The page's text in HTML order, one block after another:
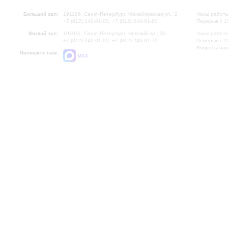
Большой зал:
191186, Санкт-Петербург, Михайловская ул., 2
+7 (812) 240-01-00, +7 (812) 240-01-80
Малый зал:
191011, Санкт-Петербург, Невский пр., 30
+7 (812) 240-01-00, +7 (812) 240-01-70
Напишите нам:
MAX
Часы
Перерыв с
Часы
Перерыв с
Вопросы